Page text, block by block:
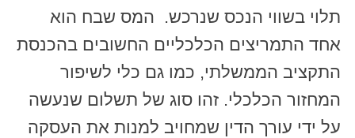
תלוי בשווי הנכס שנרכש. המס שבח הוא
אחד התמריצים הכלכליים החשובים בהכנסת
התקציב הממשלתי, כמו גם כלי לשיפור
המחזור הכלכלי. זהו סוג של תשלום שנעשה
על ידי עורך הדין שמחויב למנות את העסקה